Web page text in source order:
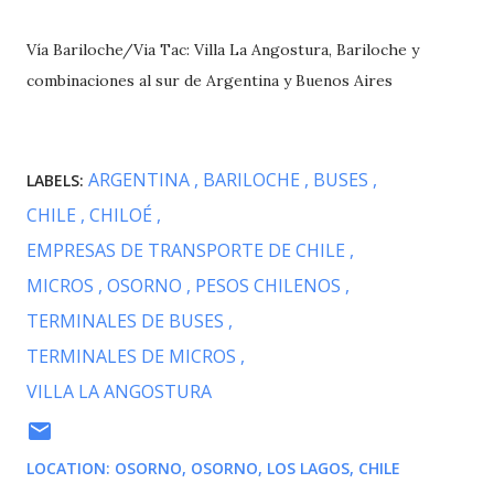
Vía Bariloche/Via Tac: Villa La Angostura, Bariloche y
combinaciones al sur de Argentina y Buenos Aires
LABELS: ARGENTINA BARILOCHE
BUSES
CHILE CHILOÉ
EMPRESAS DE TRANSPORTE DE CHILE
MICROS OSORNO
PESOS CHILENOS
TERMINALES DE BUSES
TERMINALES DE MICROS
VILLA LA ANGOSTURA
LOCATION: OSORNO, OSORNO, LOS LAGOS, CHILE